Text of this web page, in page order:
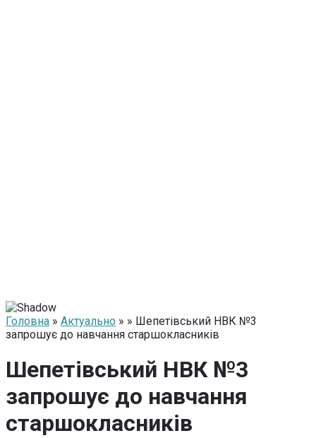
Головна » Актуально » » Шепетівський НВК №3
запрошує до навчання старшокласників
Шепетівський НВК №3
запрошує до навчання
старшокласників